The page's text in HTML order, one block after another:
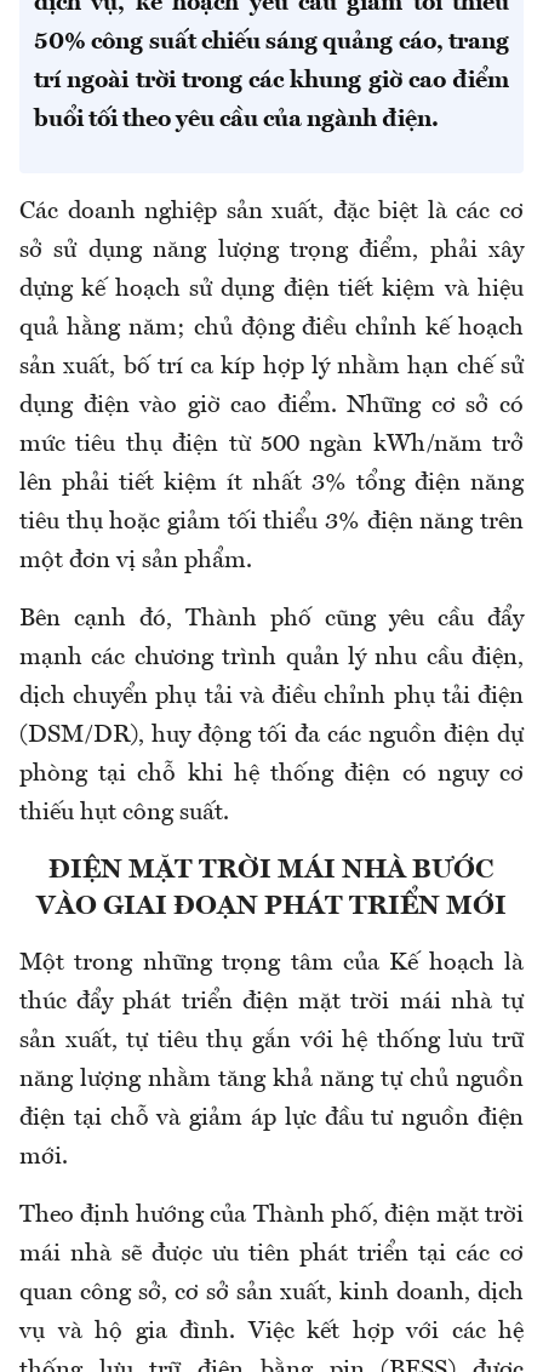
50% công suất chiếu sáng quảng cáo, trang
trí ngoài trời trong các khung giờ cao điểm
buổi tối theo yêu cầu của ngành điện.
Các doanh nghiệp sản xuất, đặc biệt là các cơ
sở sử dụng năng lượng trọng điểm, phải xây
dựng kế hoạch sử dụng điện tiết kiệm và hiệu
quả hằng năm; chủ động điều chỉnh kế hoạch
sản xuất, bố trí ca kíp hợp lý nhằm hạn chế sử
dụng điện vào giờ cao điểm. Những cơ sở có
mức tiêu thụ điện từ 500 ngàn kWh/năm trở
lên phải tiết kiệm ít nhất 3% tổng điện năng
tiêu thụ hoặc giảm tối thiểu 3% điện năng trên
một đơn vị sản phẩm.
Bên cạnh đó, Thành phố cũng yêu cầu đẩy
mạnh các chương trình quản lý nhu cầu điện,
dịch chuyển phụ tải và điều chỉnh phụ tải điện
(DSM/DR), huy động tối đa các nguồn điện dự
phòng tại chỗ khi hệ thống điện có nguy cơ
thiếu hụt công suất.
ĐIỆN MẶT TRỜI MÁI NHÀ BƯỚC
VÀO GIAI ĐOẠN PHÁT TRIỂN MỚI
Một trong những trọng tâm của Kế hoạch là
thúc đẩy phát triển điện mặt trời mái nhà tự
sản xuất, tự tiêu thụ gắn với hệ thống lưu trữ
năng lượng nhằm tăng khả năng tự chủ nguồn
điện tại chỗ và giảm áp lực đầu tư nguồn điện
mới.
Theo định hướng của Thành phố, điện mặt trời
mái nhà sẽ được ưu tiên phát triển tại các cơ
quan công sở, cơ sở sản xuất, kinh doanh, dịch
vụ và hộ gia đình. Việc kết hợp với các hệ